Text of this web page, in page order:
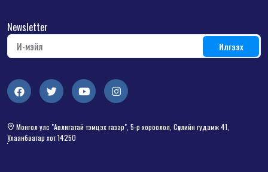
Newsletter
Монгол улс "Авлигатай тэмцэх газар", 5-р хороолол, Сөүлийн гудамж 41,
Улаанбаатар хот 14250